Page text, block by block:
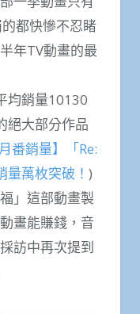
都快慘不忍睹
年TV動畫的最
均銷量10130
絕大部分作品
番銷量】「Re:
萬枚突破！ )
」這部動畫製
畫能賺錢，音
訪中再次提到